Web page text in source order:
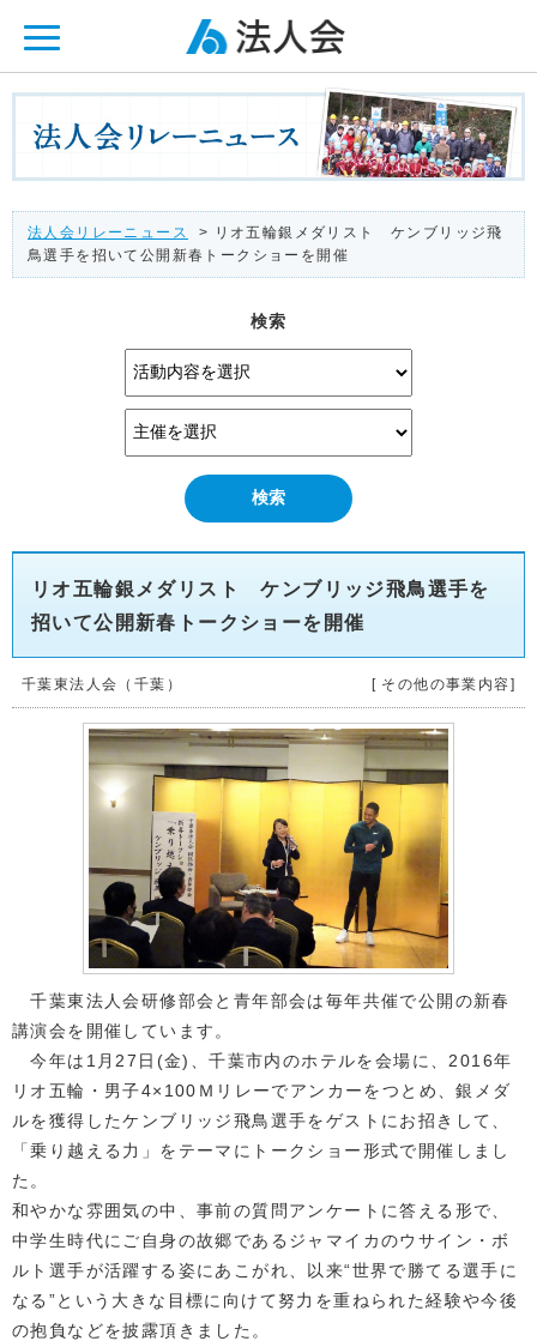
法人会リレーニュース
> リオ五輪銀メダリスト ケンブリッジ飛
鳥選手を招いて公開新春トークショーを開催
検索
リオ五輪銀メダリスト ケンブリッジ飛鳥選手を
招いて公開新春トークショーを開催
千葉東法人会（千葉） [ その他の事業内容]
千葉東法人会研修部会と青年部会は毎年共催で公開の新春
講演会を開催しています。
今年は1月27日(金)、千葉市内のホテルを会場に、2016年
リオ五輪・男子4×100Ｍリレーでアンカーをつとめ、銀メダ
ルを獲得したケンブリッジ飛鳥選手をゲストにお招きして、
「乗り越える力」をテーマにトークショー形式で開催しまし
た。
和やかな雰囲気の中、事前の質問アンケートに答える形で、
中学生時代にご自身の故郷であるジャマイカのウサイン・ボ
ルト選手が活躍する姿にあこがれ、以来“世界で勝てる選手に
なる”という大きな目標に向けて努力を重ねられた経験や今後
の抱負などを披露頂きました。